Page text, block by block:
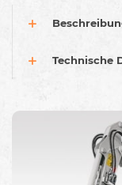
Technische